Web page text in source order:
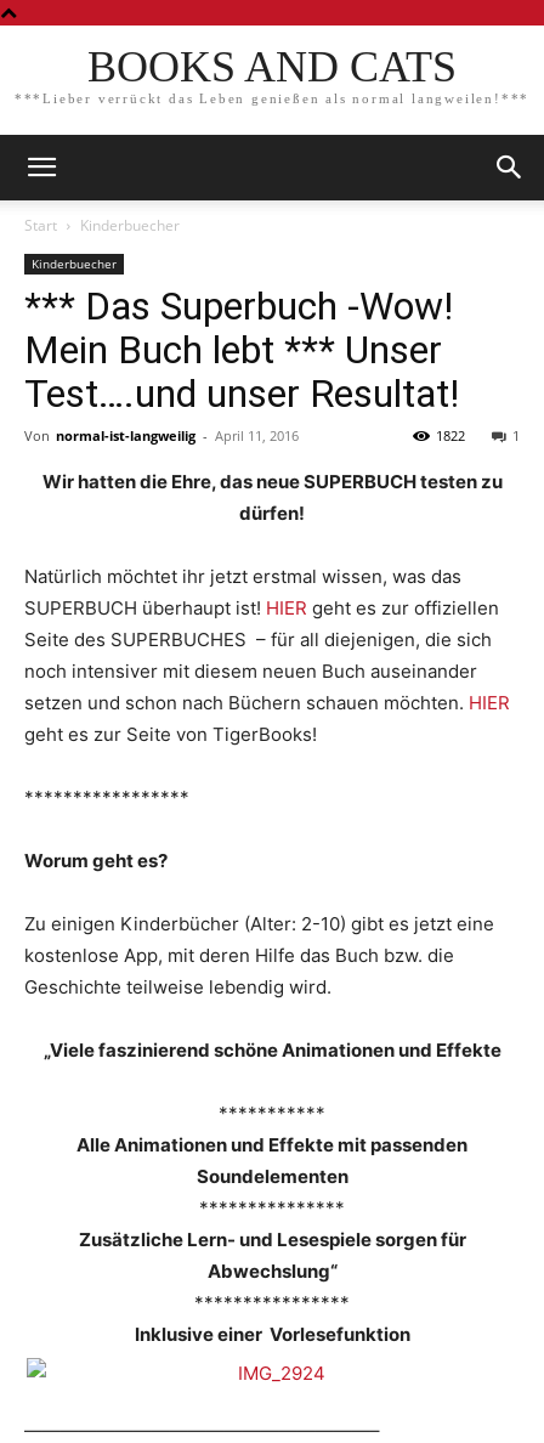
BOOKS AND CATS
***Lieber verrückt das Leben genießen als normal langweilen!***
Start Kinderbuecher
Kinderbuecher
*** Das Superbuch -Wow!
Mein Buch lebt *** Unser
Test….und unser Resultat!
Von normal-ist-langweilig - April 11, 2016 1
1822
Wir hatten die Ehre, das neue SUPERBUCH testen zu
dürfen!
Natürlich möchtet ihr jetzt erstmal wissen, was das
SUPERBUCH überhaupt ist! HIER geht es zur offiziellen
Seite des SUPERBUCHES – für all diejenigen, die sich
noch intensiver mit diesem neuen Buch auseinander
setzen und schon nach Büchern schauen möchten. HIER
geht es zur Seite von TigerBooks!
*****************
Worum geht es?
Zu einigen Kinderbücher (Alter: 2-10) gibt es jetzt eine
kostenlose App, mit deren Hilfe das Buch bzw. die
Geschichte teilweise lebendig wird.
„Viele faszinierend schöne Animationen und Effekte
***********
Alle Animationen und Effekte mit passenden
Soundelementen
***************
Zusätzliche Lern- und Lesespiele sorgen für
Abwechslung“
****************
Inklusive einer Vorlesefunktion
———————————————————–